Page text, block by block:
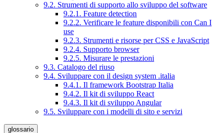
9.2. Strumenti di supporto allo sviluppo del software
9.2.1. Feature detection
9.2.2. Verificare le feature disponibili con Can I
use
9.2.3. Strumenti e risorse per CSS e JavaScript
9.2.4. Supporto browser
9.2.5. Misurare le prestazioni
9.3. Catalogo del riuso
9.4. Sviluppare con il design system .italia
9.4.1. Il framework Bootstrap Italia
9.4.2. Il kit di sviluppo React
9.4.3. Il kit di sviluppo Angular
9.5. Sviluppare con i modelli di sito e servizi
glossario